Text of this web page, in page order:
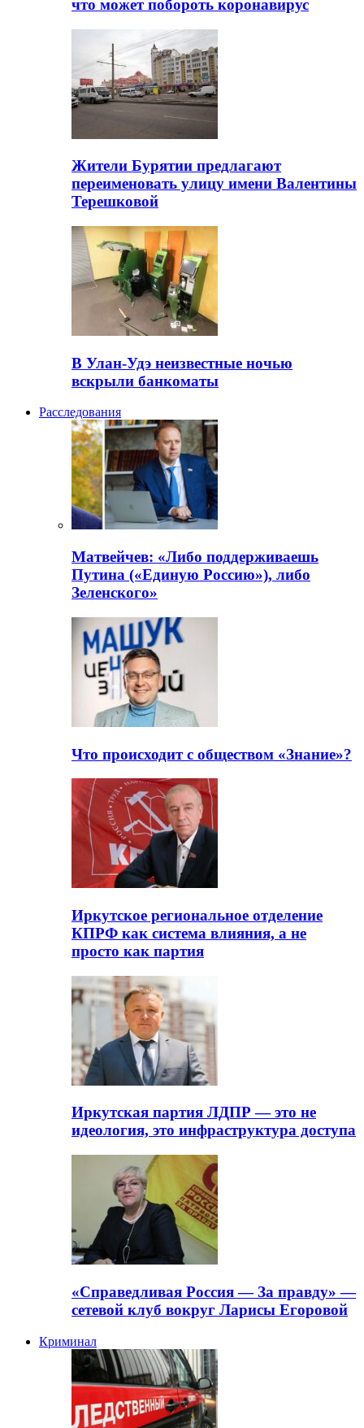
что может побороть коронавирус
Жители Бурятии предлагают
переименовать улицу имени Валентины
Терешковой
В Улан-Удэ неизвестные ночью
вскрыли банкоматы
Расследования
Матвейчев: «Либо поддерживаешь
Путина («Единую Россию»), либо
Зеленского»
Что происходит с обществом «Знание»?
Иркутское региональное отделение
КПРФ как система влияния, а не
просто как партия
Иркутская партия ЛДПР — это не
идеология, это инфраструктура доступа
«Справедливая Россия — За правду» —
сетевой клуб вокруг Ларисы Егоровой
Криминал